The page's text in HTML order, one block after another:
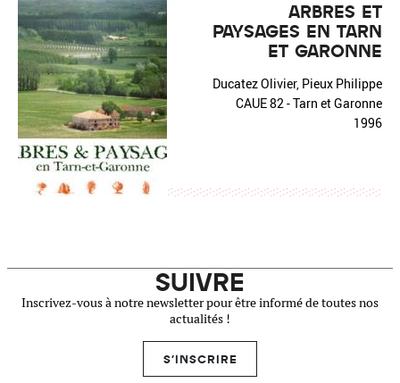
ARBRES ET
PAYSAGES EN TARN
ET GARONNE
Ducatez Olivier, Pieux Philippe
CAUE 82 - Tarn et Garonne
1996
SUIVRE
Inscrivez-vous à notre newsletter pour être informé de toutes nos
actualités !
S'INSCRIRE